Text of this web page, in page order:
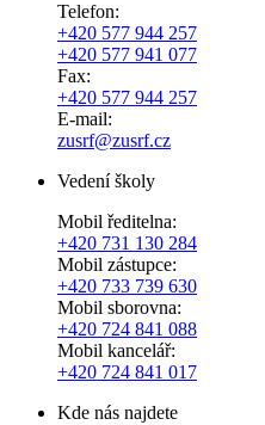
Telefon:
+420 577 944 257
+420 577 941 077
Fax:
+420 577 944 257
E-mail:
zusrf@zusrf.cz
Vedení školy
Mobil ředitelna:
+420 731 130 284
Mobil zástupce:
+420 733 739 630
Mobil sborovna:
+420 724 841 088
Mobil kancelář:
+420 724 841 017
Kde nás najdete